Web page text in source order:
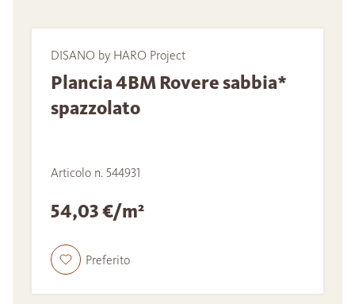
DISANO by HARO Project
Plancia 4BM Rovere sabbia*
spazzolato
Articolo n. 544931
54,03 €/m²
Preferito